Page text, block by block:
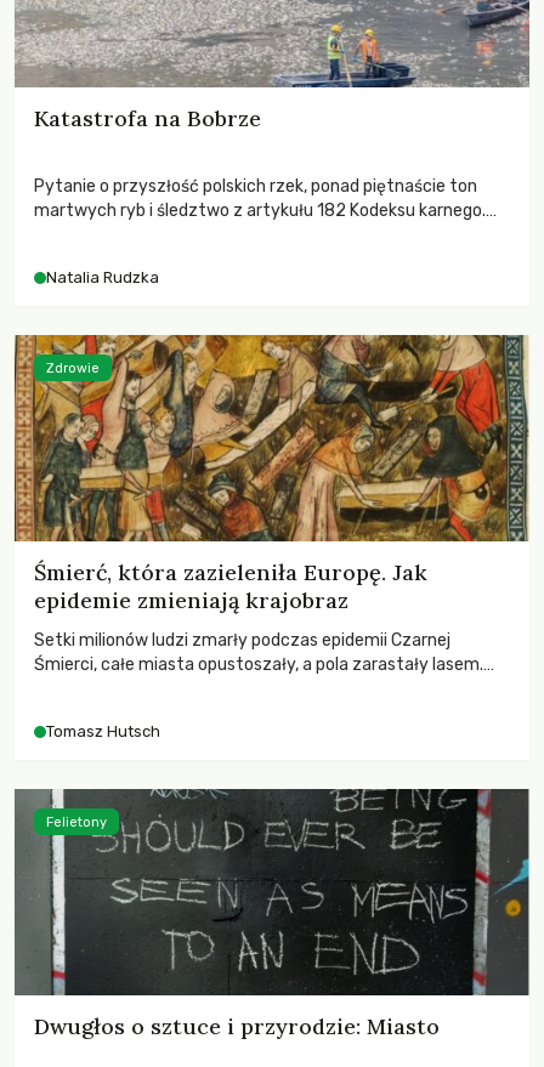
Katastrofa na Bobrze
Pytanie o przyszłość polskich rzek, ponad piętnaście ton
martwych ryb i śledztwo z artykułu 182 Kodeksu karnego.
zdarzeń prowadzących do biologicznej śmierci rzeki.
Natalia Rudzka
Śmierć, która zazieleniła Europę. Jak
epidemie zmieniają krajobraz
Setki milionów ludzi zmarły podczas epidemii Czarnej
Śmierci, całe miasta opustoszały, a pola zarastały lasem.
największych katastrof w swoich dziejach.
Tomasz Hutsch
Zdrowie
Dwugłos o sztuce i przyrodzie: Miasto
Felietony